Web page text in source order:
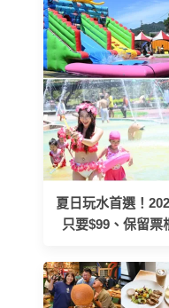
夏日玩水首選！
只要$99、保留票